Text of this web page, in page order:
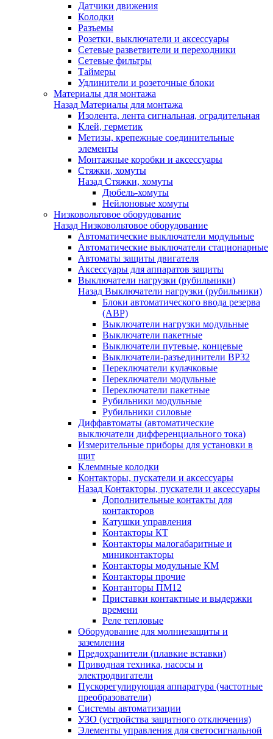
Датчики движения
Колодки
Разъемы
Розетки, выключатели и аксессуары
Сетевые разветвители и переходники
Сетевые фильтры
Таймеры
Удлинители и розеточные блоки
Материалы для монтажа
Назад Материалы для монтажа
Изолента, лента сигнальная, оградительная
Клей, герметик
Метизы, крепежные соединительные
элементы
Монтажные коробки и аксессуары
Стяжки, хомуты
Назад Стяжки, хомуты
Дюбель-хомуты
Нейлоновые хомуты
Низковольтовое оборудование
Назад Низковольтовое оборудование
Автоматические выключатели модульные
Автоматические выключатели стационарные
Автоматы защиты двигателя
Аксессуары для аппаратов защиты
Выключатели нагрузки (рубильники)
Назад Выключатели нагрузки (рубильники)
Блоки автоматического ввода резерва
(АВР)
Выключатели нагрузки модульные
Выключатели пакетные
Выключатели путевые, концевые
Выключатели-разъединители ВР32
Переключатели кулачковые
Переключатели модульные
Переключатели пакетные
Рубильники модульные
Рубильники силовые
Диффавтоматы (автоматические
выключатели дифференциального тока)
Измерительные приборы для установки в
щит
Клеммные колодки
Контакторы, пускатели и аксессуары
Назад Контакторы, пускатели и аксессуары
Дополнительные контакты для
контакторов
Катушки управления
Контакторы КТ
Контакторы малогабаритные и
миниконтакторы
Контакторы модульные КМ
Контакторы прочие
Контанторы ПМ12
Приставки контактные и выдержки
времени
Реле тепловые
Оборудование для молниезащиты и
заземления
Предохранители (плавкие вставки)
Приводная техника, насосы и
электродвигатели
Пускорегулирующая аппаратура (частотные
преобразователи)
Системы автоматизации
УЗО (устройства защитного отключения)
Элементы управления для светосигнальной